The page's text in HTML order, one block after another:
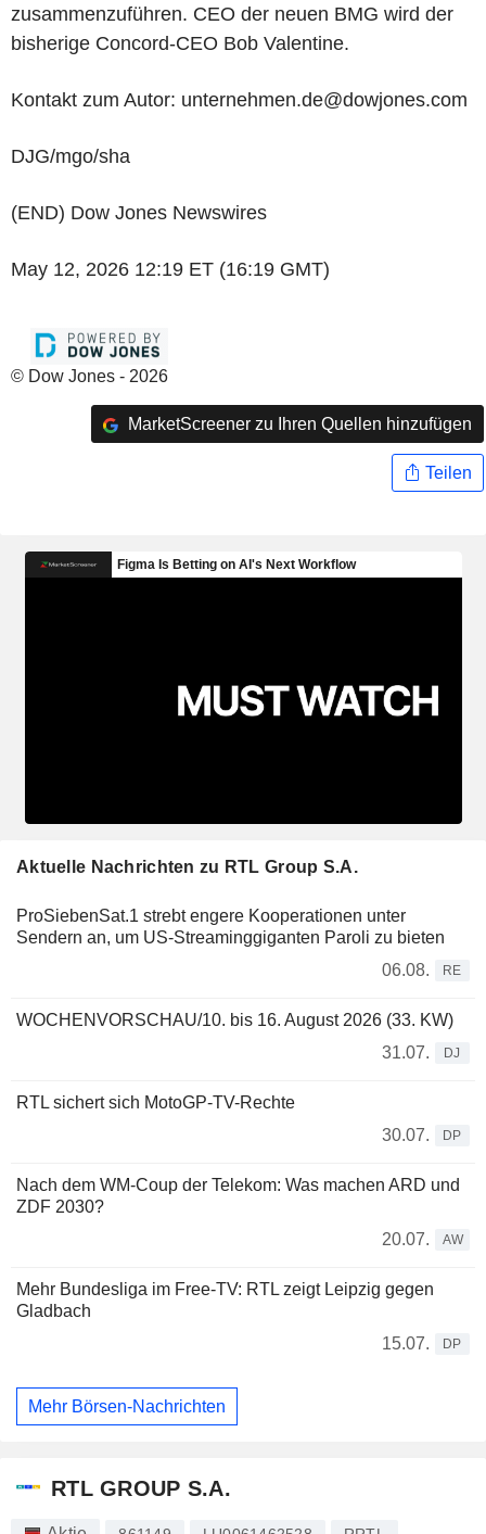
zusammenzuführen. CEO der neuen BMG wird der
bisherige Concord-CEO Bob Valentine.
Kontakt zum Autor: unternehmen.de@dowjones.com
DJG/mgo/sha
(END) Dow Jones Newswires
May 12, 2026 12:19 ET (16:19 GMT)
© Dow Jones - 2026
MarketScreener zu Ihren Quellen hinzufügen
Teilen
Aktuelle Nachrichten zu RTL Group S.A.
ProSiebenSat.1 strebt engere Kooperationen unter
Sendern an, um US-Streaminggiganten Paroli zu bieten
06.08.
RE
WOCHENVORSCHAU/10. bis 16. August 2026 (33. KW)
31.07.
DJ
RTL sichert sich MotoGP-TV-Rechte
30.07.
DP
Nach dem WM-Coup der Telekom: Was machen ARD und
ZDF 2030?
20.07.
AW
Mehr Bundesliga im Free-TV: RTL zeigt Leipzig gegen
Gladbach
15.07.
DP
Mehr Börsen-Nachrichten
RTL GROUP S.A.